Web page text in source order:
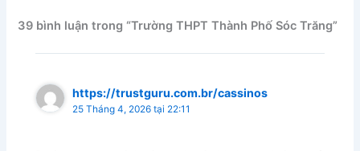
39 bình luận trong “Trường THPT Thành Phố Sóc Trăng”
https://trustguru.com.br/cassinos
25 Tháng 4, 2026 tại 22:11